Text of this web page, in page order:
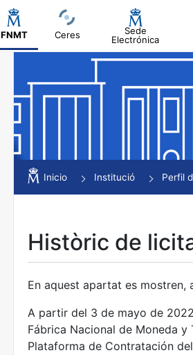
FNMT Ceres
Sede
Electrónica
Mostra/Amaga
Mostra/Amaga
Mostra/Amaga
Inicio Institució Perfil
Històric de
En aquest apartat es mostren,
A partir del 3 de mayo de
Fábrica Nacional de Moneda
Plataforma de Contratación